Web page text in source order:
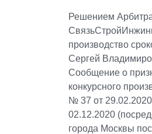
Решением
производство
Сергей
Сообщение о
конкурсного
№ 37 от
02.12.2020
города Москвы